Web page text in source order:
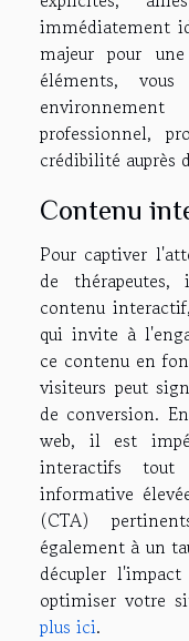
immédiatement
majeur pour
éléments,
professionnel,
crédibilité auprès
Contenu
Pour captiver
de
contenu
qui invite à
ce contenu en
visiteurs peut
de conversion.
web, il est
interactifs
informative
(CTA)
également à un
décupler
optimiser votre
plus ici.